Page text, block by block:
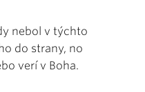
nebol v týchto
do strany, no
verí v Boha.